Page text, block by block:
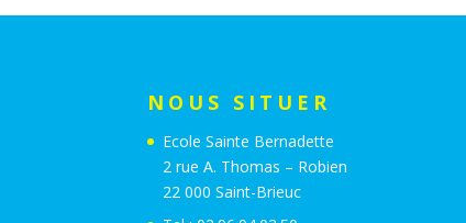
NOUS SITUER
Ecole Sainte Bernadette
2 rue A. Thomas – Robien
22 000 Saint-Brieuc